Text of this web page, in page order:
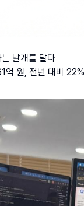
날개를 달다
원, 전년 대비